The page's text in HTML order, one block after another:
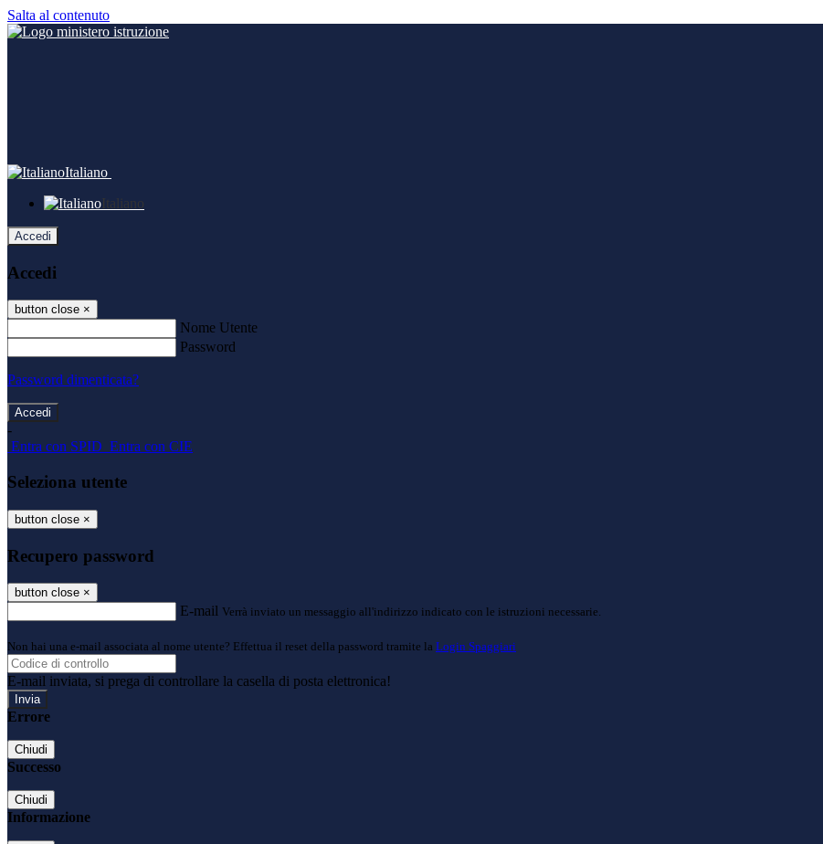
Salta al contenuto
Italiano
Italiano
Accedi
Accedi
button close ×
Nome Utente
Password
Password dimenticata?
-
Entra con SPID Entra con CIE
Seleziona utente
button close ×
Recupero password
button close ×
E-mail Verrà inviato un messaggio all'indirizzo indicato con le istruzioni necessarie.
Non hai una e-mail associata al nome utente? Effettua il reset della password tramite la Login Spaggiari
E-mail inviata, si prega di controllare la casella di posta elettronica!
Errore
Chiudi
Successo
Chiudi
Informazione